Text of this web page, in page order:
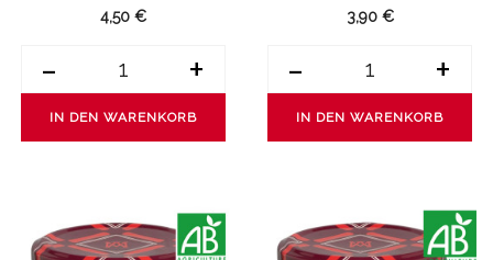
4,50 €
- +
IN DEN WARENKORB
3,90 €
- +
IN DEN WARENKORB